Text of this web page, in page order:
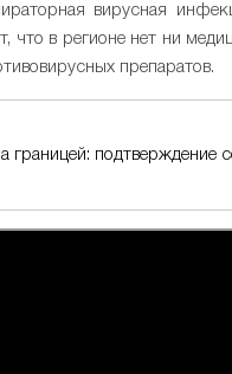
вирусная
что в регионе нет ни
препаратов.
границей: подтверждение